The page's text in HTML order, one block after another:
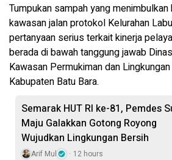
Tumpukan sampah yang
kawasan jalan protokol Kelurahan
pertanyaan serius terkait kinerja
berada di bawah tanggung jawab
Kawasan Permukiman dan
Kabupaten Batu Bara.
Semarak HUT RI ke-81, Pemdes
Maju Galakkan Gotong Royong
Wujudkan Lingkungan Bersih
Arif Mul 12 hours